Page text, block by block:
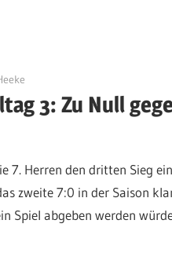
3: Zu Null
7. Herren den dritten Sieg
zweite 7:0 in der Saison
Spiel abgeben werden